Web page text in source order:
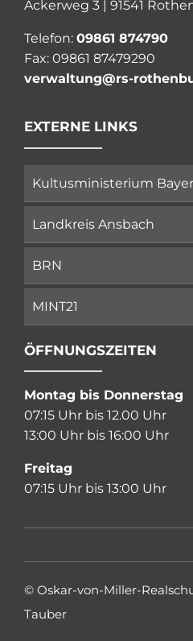
Ackerweg 3 | 91541
Telefon: 09861 874790
Fax: 09861 87479290
verwaltung@rs-
EXTERNE LINKS
Kultusministerium
Landkreis Ansbach
BRN
MINT21
ÖFFNUNGSZEITEN
Montag bis Donnerstag
07:15 Uhr bis 12.00 Uhr
13:00 Uhr bis 16:00 Uhr
Freitag
07:15 Uhr bis 13:00 Uhr
©Oskar-von-Miller-
Tauber